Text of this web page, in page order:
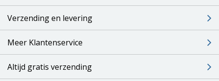
Verzending en levering
Meer Klantenservice
Altijd gratis verzending